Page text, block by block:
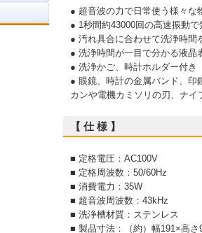
● 超音波の力で日常使う様々な
● 1秒間約43000回の高速振動
● 汚れ具合に合わせて洗浄時間
● 洗浄時間が一目で分かる液晶
● 洗浄かご、時計ホルダー付き
● 眼鏡、時計の金属バンド、印
カンや電機カミソリの刃、ナ
【 仕 様 】
■ 定格電圧：AC100V
■ 定格周波数：50/60Hz
■ 消費電力：35W
■ 超音波周波数：43kHz
■ 洗浄槽材質：ステンレス
■ 製品寸法：（約）幅191×高さ